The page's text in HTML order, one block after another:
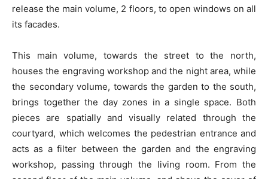
release the main volume, 2 floors, to open windows on all
its facades.
This main volume, towards the street to the north,
houses the engraving workshop and the night area, while
the secondary volume, towards the garden to the south,
brings together the day zones in a single space. Both
pieces are spatially and visually related through the
courtyard, which welcomes the pedestrian entrance and
acts as a filter between the garden and the engraving
workshop, passing through the living room. From the